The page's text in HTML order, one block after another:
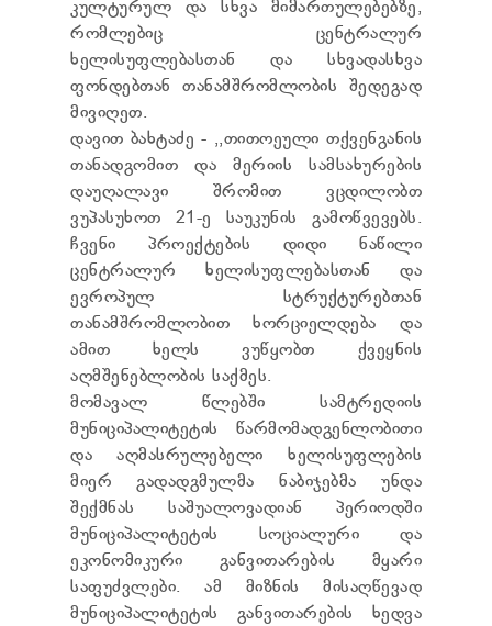
TENDERS
REPORT TO BE SUBMITTED TO PRESIDENT AND
PARLIAMENT
REQUEST OF PUBLIC INFORMATION
PERSONAL DATA PROTECTION OFFICER
LEGAL DECISIONS
APPEAL RULES
კულტურულ და სხვა მიმართულებებზე,
რომლებიც ცენტრალურ
ხელისუფლებასთან და სხვადასხვა
ფონდებთან თანამშრომლობის შედეგად
მივიღეთ.
დავით ბახტაძე - ,,თითოეული თქვენგანის
თანადგომით და მერიის სამსახურების
დაუღალავი შრომით ვცდილობთ
ვუპასუხოთ 21-ე საუკუნის გამოწვევებს.
ჩვენი პროექტების დიდი ნაწილი
ცენტრალურ ხელისუფლებასთან და
ევროპულ სტრუქტურებთან
თანამშრომლობით ხორციელდება და
ამით ხელს ვუწყობთ ქვეყნის
აღმშენებლობის საქმეს.
მომავალ წლებში სამტრედიის
მუნიციპალიტეტის წარმომადგენლობითი
და აღმასრულებელი ხელისუფლების
მიერ გადადგმულმა ნაბიჯებმა უნდა
შექმნას საშუალოვადიან პერიოდში
მუნიციპალიტეტის სოციალური და
ეკონომიკური განვითარების მყარი
საფუძვლები. ამ მიზნის მისაღწევად
მუნიციპალიტეტის განვითარების ხედვა